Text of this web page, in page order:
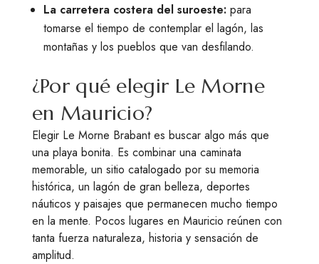
La carretera costera del suroeste: para
tomarse el tiempo de contemplar el lagón, las
montañas y los pueblos que van desfilando.
¿Por qué elegir Le Morne
en Mauricio?
Elegir Le Morne Brabant es buscar algo más que
una playa bonita. Es combinar una caminata
memorable, un sitio catalogado por su memoria
histórica, un lagón de gran belleza, deportes
náuticos y paisajes que permanecen mucho tiempo
en la mente. Pocos lugares en Mauricio reúnen con
tanta fuerza naturaleza, historia y sensación de
amplitud.